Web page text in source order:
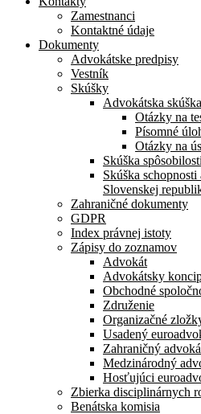
Zamestnanci
Kontaktné údaje
Dokumenty
Advokátske predpisy
Vestník
Skúšky
Advokátska skúška
Otázky na
Písomné
Otázky na
Skúška spôsobilosti
Skúška
Slovenskej
Zahraničné dokumenty
GDPR
Index právnej istoty
Zápisy do zoznamov
Advokát
Advokátsky
Obchodné
Združenie
Organizačné
Usadený
Zahraničný
Medzinárodný
Hosťujúci
Zbierka disciplinárnych
Benátska komisia